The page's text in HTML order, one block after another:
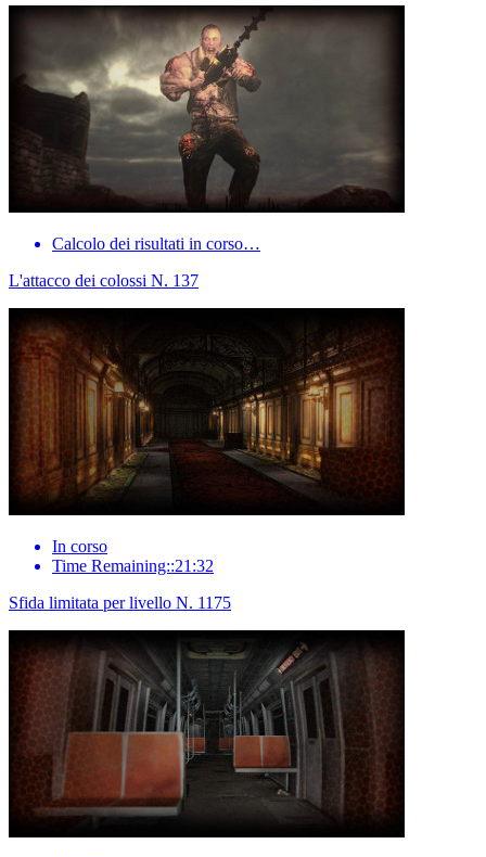
Calcolo dei risultati in corso…
L'attacco dei colossi N. 137
In corso
Time Remaining::21:32
Sfida limitata per livello N. 1175